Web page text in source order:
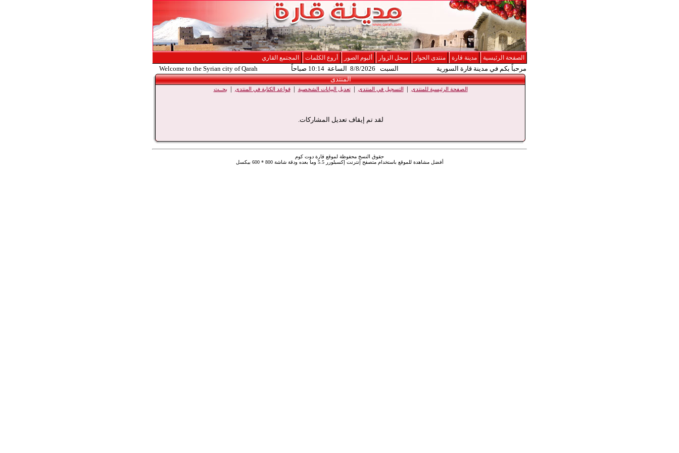
الصفحة الرئيسية مدينة قارة منتدى الحوار سجل الزوار ألبوم الصور أروع الكلمات المجتمع القاري
مرحباً بكم في مدينة قارة السورية السبت 8/8/2026 الساعة 10:14 صباحاً
Welcome to the Syrian city of Qarah
المنتدى
الصفحة الرئيسية للمنتدى | التسجيل في المنتدى |تعديل البيانات الشخصية |قواعد الكتابة في المنتدى | بحــث
لقد تم إيقاف تعديل المشاركات.
حقوق النسخ محفوظة لموقع قارة دوت كوم
أفضل مشاهدة للموقع باستخدام متصفح إنترنت إكسبلورر 5.5 وما بعده ودقة شاشة 800 * 600 بيكسل